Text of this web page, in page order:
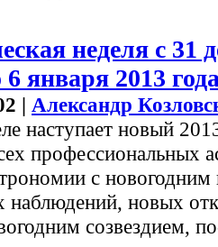
неделя с 31
6 января 2013
| Александр
наступает новый
профессиональных
с
наблюдений, новых
созвездием,